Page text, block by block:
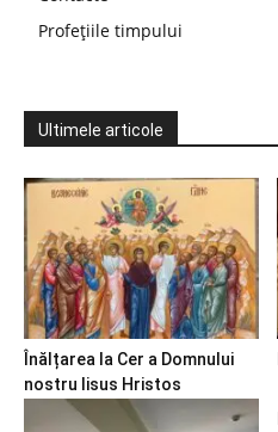
Profețiile timpului
Ultimele articole
Înălțarea la Cer a Domnului
nostru Iisus Hristos